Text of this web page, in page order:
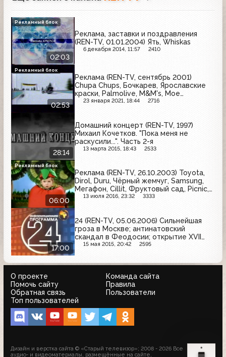
02:03
Реклама, заставки и поздравления
(REN-TV, 01.01.2004) Ять, Whiskas
6 декабря 2014, 11:57 2410
Рекламный блок
02:53
Реклама (REN-TV, сентябрь 2001)
Chupa Chups, Бочкарев, Ярославские
краски, Palmolive, M&M's, Мое
солнышко, Сокол ICE, Starburst
23 января 2021, 18:44 2716
Рекламный блок
28:14
Домашний концерт (REN-TV, 1997)
Михаил Кочетков. "Пока меня не
раскусили...". Часть 2-я
13 марта 2015, 18:43 2533
06:00
Реклама (REN-TV, 26.10.2003) Toyota,
Dirol, Duru, Чёрный жемчуг, Samsung,
Мегафон, Cillit, Фруктовый сад, Picnic,
Santal, MacCoffee, Шармэль
13 июля 2016, 23:32 3333
Рекламный блок
17:00
24 (REN-TV, 05.06.2006) Сильнейшая
гроза в Москве; антинатовский
скандал в Феодосии; открытие XVII
фестиваля "Кинотавр" в Сочи
15 мая 2015, 20:42 2595
О проекте
Команда сайта
Помочь сайту
Правила
Обратная связь
Пользователи
Топ пользователей
Дизайн и верстка сайта © «Старый телевизор»; 2008 - 2026 Все
аудио- и видеоматериалы, размещённые на сайте,